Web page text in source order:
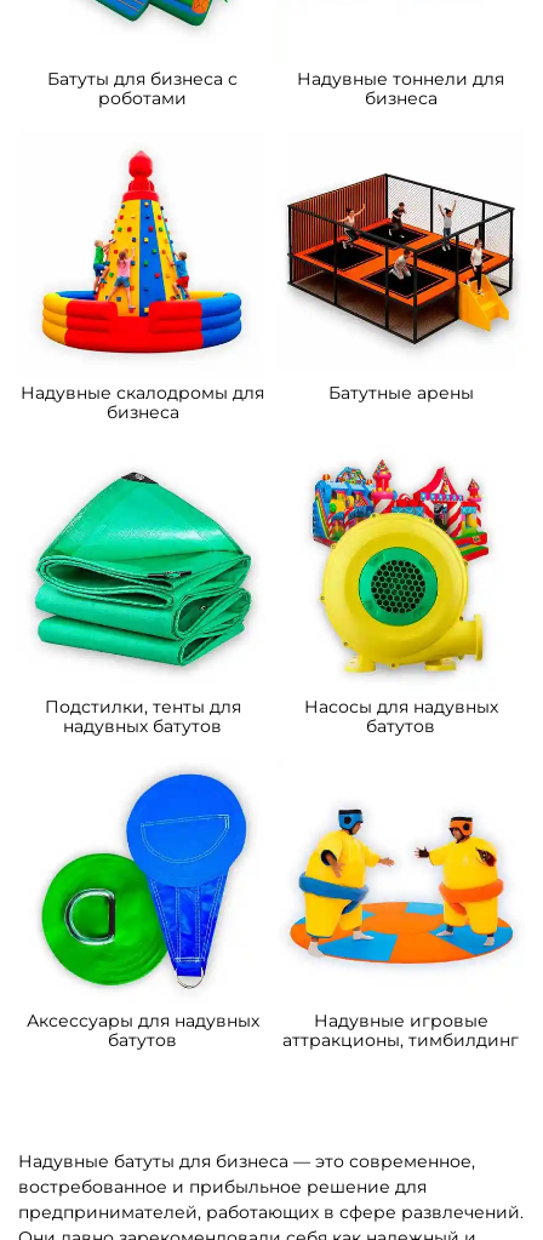
Батуты для бизнеса с
роботами
Надувные тоннели для
бизнеса
Надувные скалодромы для
бизнеса
Батутные арены
Подстилки, тенты для
надувных батутов
Насосы для надувных
батутов
Аксессуары для надувных
батутов
Надувные игровые
аттракционы, тимбилдинг
Надувные батуты для бизнеса — это современное,
востребованное и прибыльное решение для
предпринимателей, работающих в сфере развлечений.